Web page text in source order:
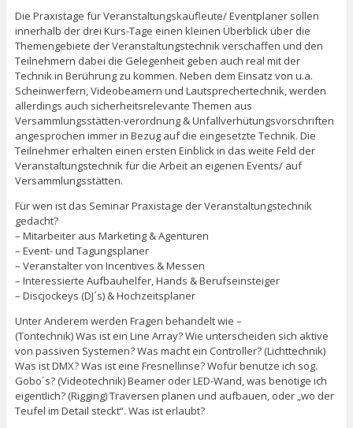
Die Praxistage für Veranstaltungskaufleute/ Eventplaner sollen
innerhalb der drei Kurs-Tage einen kleinen Überblick über die
Themengebiete der Veranstaltungstechnik verschaffen und den
Teilnehmern dabei die Gelegenheit geben auch real mit der
Technik in Berührung zu kommen. Neben dem Einsatz von u.a.
Scheinwerfern, Videobeamern und Lautsprechertechnik, werden
allerdings auch sicherheitsrelevante Themen aus
Versammlungsstätten-verordnung & Unfallverhütungs­vorschriften
angesprochen immer in Bezug auf die eingesetzte Technik. Die
Teilnehmer erhalten einen ersten Einblick in das weite Feld der
Veranstaltungstechnik für die Arbeit an eigenen Events/ auf
Versammlungsstätten.
Für wen ist das Seminar Praxistage der Veranstaltungstechnik
gedacht?
– Mitarbeiter aus Marketing & Agenturen
– Event- und Tagungsplaner
– Veranstalter von Incentives & Messen
– Interessierte Aufbauhelfer, Hands & Berufseinsteiger
– Discjockeys (DJ´s) & Hochzeitsplaner
Unter Anderem werden Fragen behandelt wie –
(Tontechnik) Was ist ein Line Array? Wie unterscheiden sich aktive
von passiven Systemen? Was macht ein Controller? (Lichttechnik)
Was ist DMX? Was ist eine Fresnellinse? Wofür benutze ich sog.
Gobo´s? (Videotechnik) Beamer oder LED-Wand, was benötige ich
eigentlich? (Rigging) Traversen planen und aufbauen, oder „wo der
Teufel im Detail steckt“. Was ist erlaubt?